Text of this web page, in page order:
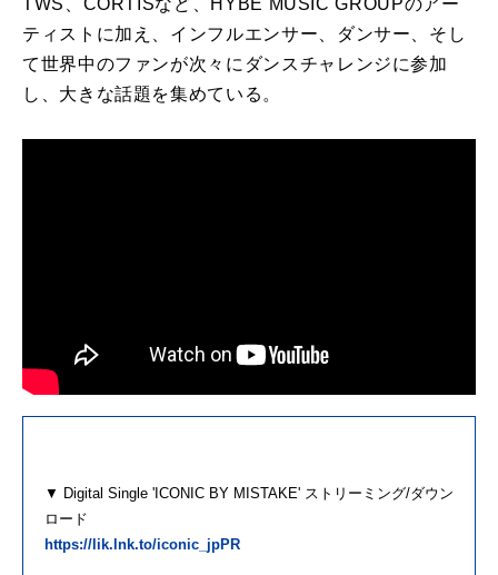
ティストに加え、インフルエンサー、ダンサー、そし
て世界中のファンが次々にダンスチャレンジに参加
し、大きな話題を集めている。
▼ Digital Single 'ICONIC BY MISTAKE' ストリーミング/ダウン
ロード
https://lik.lnk.to/iconic_jpPR